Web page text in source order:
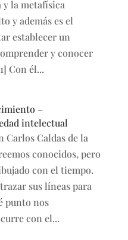
y la metafísica
y además es el
establecer un
y conocer
Con él...
–
intelectual
Carlos Caldas de la
conocidos, pero
con el tiempo.
sus líneas para
punto nos
con el...